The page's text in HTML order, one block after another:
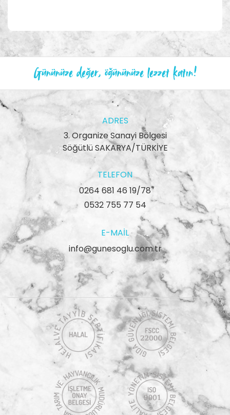
Gününüze değer, öğününüze lezzet katın!
ADRES
3. Organize Sanayi Bölgesi
Söğütlü SAKARYA/TÜRKİYE
TELEFON
0264 681 46 19/78
0532 755 77 54
E-MAIL
info@gunesoglu.com.tr